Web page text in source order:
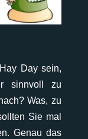
Day sein,
sinnvoll zu
Was, zu
Sie mal
Genau das